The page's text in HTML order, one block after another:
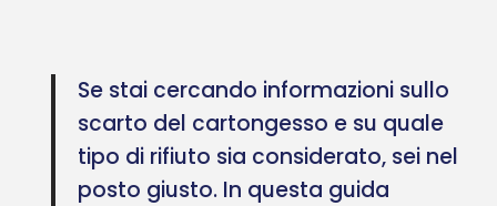
Se stai cercando informazioni sullo
scarto del cartongesso e su quale
tipo di rifiuto sia considerato, sei nel
posto giusto. In questa guida